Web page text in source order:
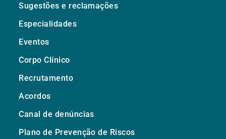
Sugestões e reclamações
Especialidades
Eventos
Corpo Clínico
Recrutamento
Acordos
Canal de denúncias
Plano de Prevenção de Riscos